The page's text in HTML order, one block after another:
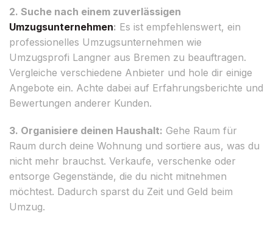
2. Suche nach einem zuverlässigen
Umzugsunternehmen: Es ist empfehlenswert, ein
professionelles Umzugsunternehmen wie
Umzugsprofi Langner aus Bremen zu beauftragen.
Vergleiche verschiedene Anbieter und hole dir einige
Angebote ein. Achte dabei auf Erfahrungsberichte und
Bewertungen anderer Kunden.
3. Organisiere deinen Haushalt: Gehe Raum für
Raum durch deine Wohnung und sortiere aus, was du
nicht mehr brauchst. Verkaufe, verschenke oder
entsorge Gegenstände, die du nicht mitnehmen
möchtest. Dadurch sparst du Zeit und Geld beim
Umzug.